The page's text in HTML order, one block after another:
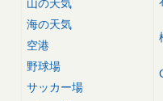
山の天気
海の天気
空港
野球場
サッカー場